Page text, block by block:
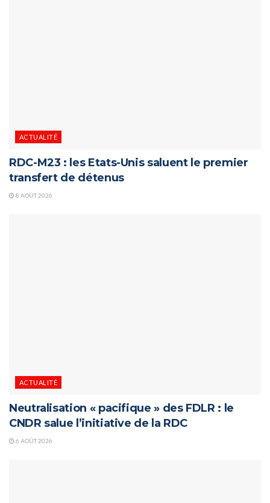
ACTUALITÉ
RDC-M23 : les Etats-Unis saluent le premier
transfert de détenus
8 AOÛT 2026
ACTUALITÉ
Neutralisation « pacifique » des FDLR : le
CNDR salue l’initiative de la RDC
6 AOÛT 2026